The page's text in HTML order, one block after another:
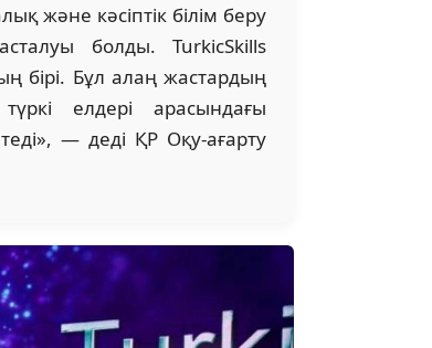
және кәсіптік білім беру
болды. TurkicSkills
бірі. Бұл алаң жастардың
елдері арасындағы
— деді ҚР Оқу-ағарту